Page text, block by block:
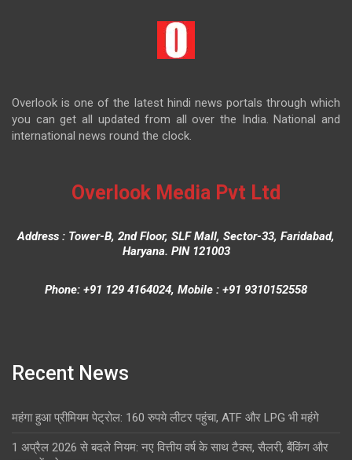
Overlook is one of the latest hindi news portals through which
you can get all updated from all over the India. National and
international news round the clock.
Overlook Media Pvt Ltd
Address : Tower-B, 2nd Floor, SLF Mall, Sector-33, Faridabad,
Haryana. PIN 121003
Phone: +91 129 4164024, Mobile : +91 9310152558
Recent News
महंगा हुआ प्रीमियम पेट्रोल: 160 रुपये लीटर पहुंचा, ATF और LPG भी महंगे
1 अप्रैल 2026 से बदले नियम: नए वित्तीय वर्ष के साथ टैक्स, सैलरी, बैंकिंग और